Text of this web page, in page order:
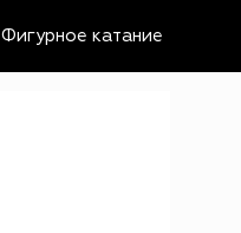
Фигурное катание